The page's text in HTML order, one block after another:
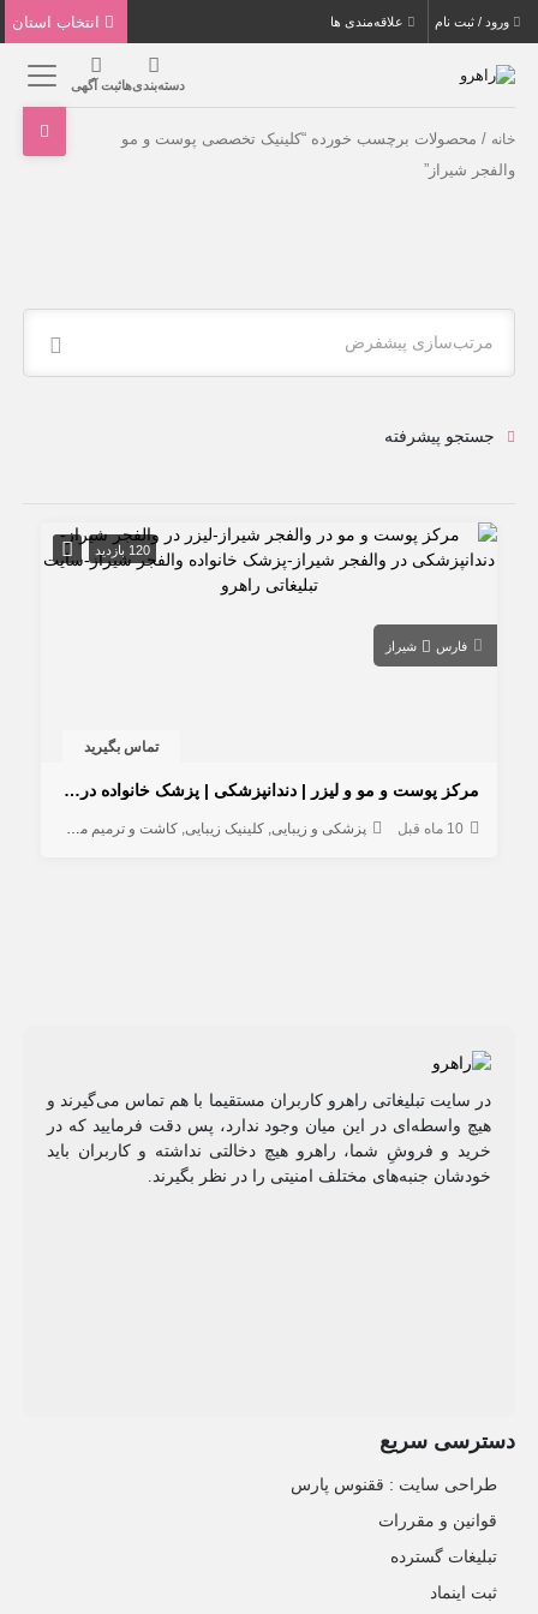
ورود / ثبت نام علاقه‌مندی ها
دسته‌بندی‌هاثبت آگهی
خانه / محصولات برچسب خورده “کلینیک تخصصی پوست و مو
والفجر شیراز”
مرتب‌سازی پیشفرض
جستجو پیشرفته
120 بازدید
فارس شیراز
تماس بگیرید
مرکز پوست و مو و لیزر | دندانپزشکی | پزشک خانواده در والفجر شیراز
10 ماه قبل پزشکی و زیبایی کلینیک زیبایی کاشت و ترمیم مو
در سایت تبلیغاتی راهرو کاربران مستقیما با هم تماس می‌گیرند و
هیچ واسطه‌ای در این میان وجود ندارد، پس دقت فرمایید که در
خرید و فروشِ شما، راهرو هیچ دخالتی نداشته و کاربران باید
خودشان جنبه‌های مختلف امنیتی را در نظر بگیرند.
دسترسی سریع
طراحی سایت :‌ ققنوس پارس
قوانین و مقررات
تبلیغات گسترده
ثبت اینماد